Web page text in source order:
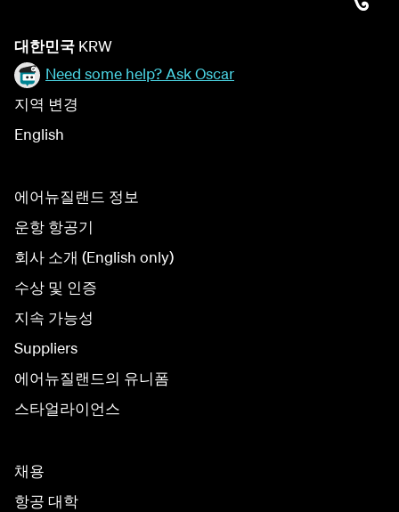
대한민국 KRW
Need some help? Ask Oscar
지역 변경
English
에어뉴질랜드 정보
운항 항공기
회사 소개 (English only)
수상 및 인증
지속 가능성
Suppliers
에어뉴질랜드의 유니폼
스타얼라이언스
채용
항공 대학